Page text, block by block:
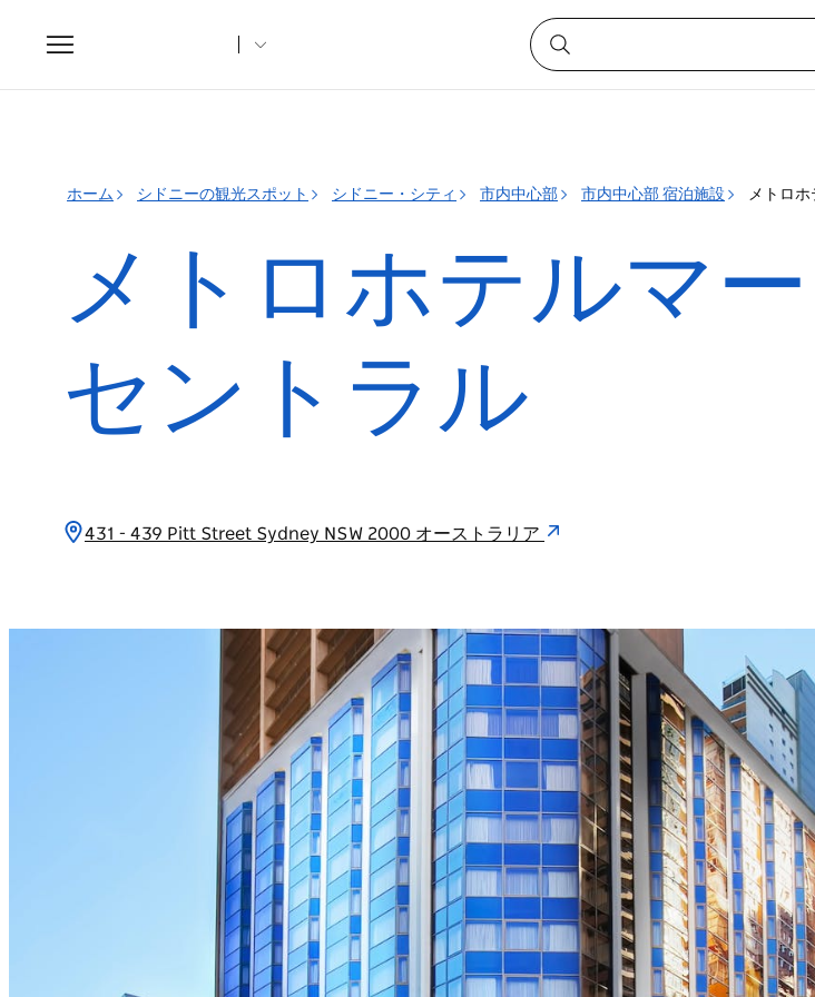
Toggle
navigation
ホーム シドニーの観光スポット シドニー・シティ 市内中心部 市内中心部 宿泊施設 メトロ
メトロホテルマ
セントラル
431 - 439 Pitt Street Sydney NSW 2000 オーストラリア